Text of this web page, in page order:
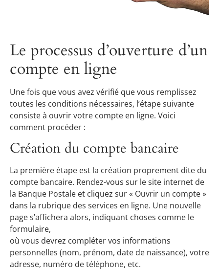
Le processus d’ouverture d’un
compte en ligne
Une fois que vous avez vérifié que vous remplissez
toutes les conditions nécessaires, l’étape suivante
consiste à ouvrir votre compte en ligne. Voici
comment procéder :
Création du compte bancaire
La première étape est la création proprement dite du
compte bancaire. Rendez-vous sur le site internet de
la Banque Postale et cliquez sur « Ouvrir un compte »
dans la rubrique des services en ligne. Une nouvelle
page s’affichera alors, indiquant choses comme le
formulaire,
où vous devrez compléter vos informations
personnelles (nom, prénom, date de naissance), votre
adresse, numéro de téléphone, etc.